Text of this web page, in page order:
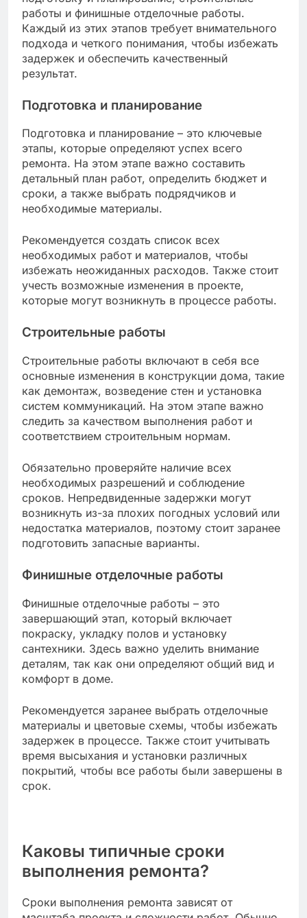
работы и финишные отделочные работы.
Каждый из этих этапов требует внимательного
подхода и четкого понимания, чтобы избежать
задержек и обеспечить качественный
результат.
Подготовка и планирование
Подготовка и планирование – это ключевые
этапы, которые определяют успех всего
ремонта. На этом этапе важно составить
детальный план работ, определить бюджет и
сроки, а также выбрать подрядчиков и
необходимые материалы.
Рекомендуется создать список всех
необходимых работ и материалов, чтобы
избежать неожиданных расходов. Также стоит
учесть возможные изменения в проекте,
которые могут возникнуть в процессе работы.
Строительные работы
Строительные работы включают в себя все
основные изменения в конструкции дома, такие
как демонтаж, возведение стен и установка
систем коммуникаций. На этом этапе важно
следить за качеством выполнения работ и
соответствием строительным нормам.
Обязательно проверяйте наличие всех
необходимых разрешений и соблюдение
сроков. Непредвиденные задержки могут
возникнуть из-за плохих погодных условий или
недостатка материалов, поэтому стоит заранее
подготовить запасные варианты.
Финишные отделочные работы
Финишные отделочные работы – это
завершающий этап, который включает
покраску, укладку полов и установку
сантехники. Здесь важно уделить внимание
деталям, так как они определяют общий вид и
комфорт в доме.
Рекомендуется заранее выбрать отделочные
материалы и цветовые схемы, чтобы избежать
задержек в процессе. Также стоит учитывать
время высыхания и установки различных
покрытий, чтобы все работы были завершены в
срок.
Каковы типичные сроки
выполнения ремонта?
Сроки выполнения ремонта зависят от